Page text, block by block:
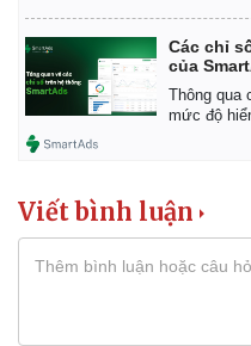
Các chỉ
của
Thông qua
mức độ
Viết bình luận